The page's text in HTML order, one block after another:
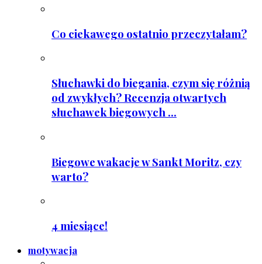
Co ciekawego ostatnio przeczytałam?
Słuchawki do biegania, czym się różnią
od zwykłych? Recenzja otwartych
słuchawek biegowych ...
Biegowe wakacje w Sankt Moritz, czy
warto?
4 miesiące!
motywacja